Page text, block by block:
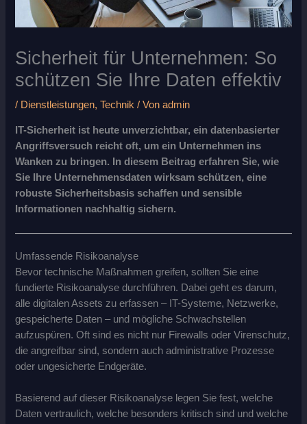
Sicherheit für Unternehmen: So
schützen Sie Ihre Daten effektiv
/ Dienstleistungen,Technik / Vonadmin
IT-Sicherheit ist heute unverzichtbar, ein datenbasierter
Angriffsversuch reicht oft, um ein Unternehmen ins
Wanken zu bringen. In diesem Beitrag erfahren Sie, wie
Sie Ihre Unternehmensdaten wirksam schützen, eine
robuste Sicherheitsbasis schaffen und sensible
Informationen nachhaltig sichern.
Umfassende Risikoanalyse
Bevor technische Maßnahmen greifen, sollten Sie eine
fundierte Risikoanalyse durchführen. Dabei geht es darum,
alle digitalen Assets zu erfassen – IT-Systeme, Netzwerke,
gespeicherte Daten – und mögliche Schwachstellen
aufzuspüren. Oft sind es nicht nur Firewalls oder Virenschutz,
die angreifbar sind, sondern auch administrative Prozesse
oder ungesicherte Endgeräte.
Basierend auf dieser Risikoanalyse legen Sie fest, welche
Daten vertraulich, welche besonders kritisch sind und welche